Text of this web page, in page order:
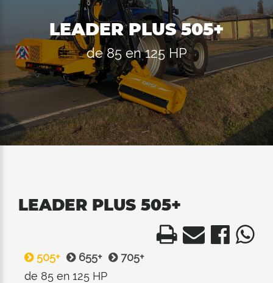
LEADER PLUS 505+
de 85 en 125 HP
LEADER PLUS 505+
505+ 655+
705+
de 85 en 125 HP